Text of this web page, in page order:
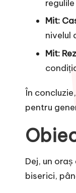
Mit:
nivelul
Mit:
În
pentru
Dej, un
biserici,